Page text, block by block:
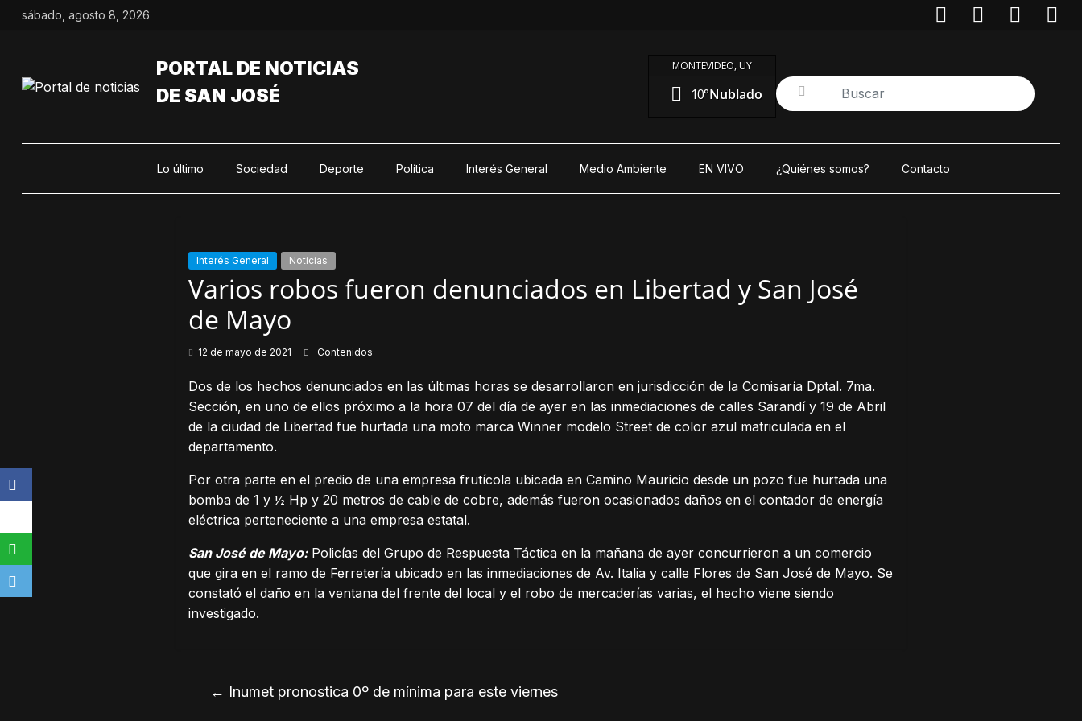
Saltarsábado, agosto 8, 2026
PORTAL DE NOTICIAS
DE SAN JOSÉ
MONTEVIDEO, UY
10°Nublado
Lo último Sociedad Deporte Política Interés General Medio Ambiente EN VIVO ¿Quiénes somos? Contacto
Interés General Noticias
Varios robos fueron denunciados en Libertad y San José
de Mayo
12 de mayo de 2021 Contenidos
Dos de los hechos denunciados en las últimas horas se desarrollaron en jurisdicción de la Comisaría Dptal. 7ma.
Sección, en uno de ellos próximo a la hora 07 del día de ayer en las inmediaciones de calles Sarandí y 19 de Abril
de la ciudad de Libertad fue hurtada una moto marca Winner modelo Street de color azul matriculada en el
departamento.
Por otra parte en el predio de una empresa frutícola ubicada en Camino Mauricio desde un pozo fue hurtada una
bomba de 1 y ½ Hp y 20 metros de cable de cobre, además fueron ocasionados daños en el contador de energía
eléctrica perteneciente a una empresa estatal.
San José de Mayo:Policías del Grupo de Respuesta Táctica en la mañana de ayer concurrieron a un comercio
que gira en el ramo de Ferretería ubicado en las inmediaciones de Av. Italia y calle Flores de San José de Mayo. Se
constató el daño en la ventana del frente del local y el robo de mercaderías varias, el hecho viene siendo
investigado.
← Inumet pronostica 0º de mínima para este viernes